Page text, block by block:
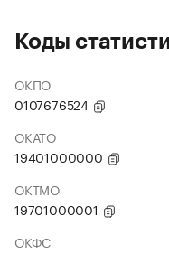
Коды
ОКПО
0107676524
ОКАТО
19401000000
ОКТМО
19701000001
ОКФС